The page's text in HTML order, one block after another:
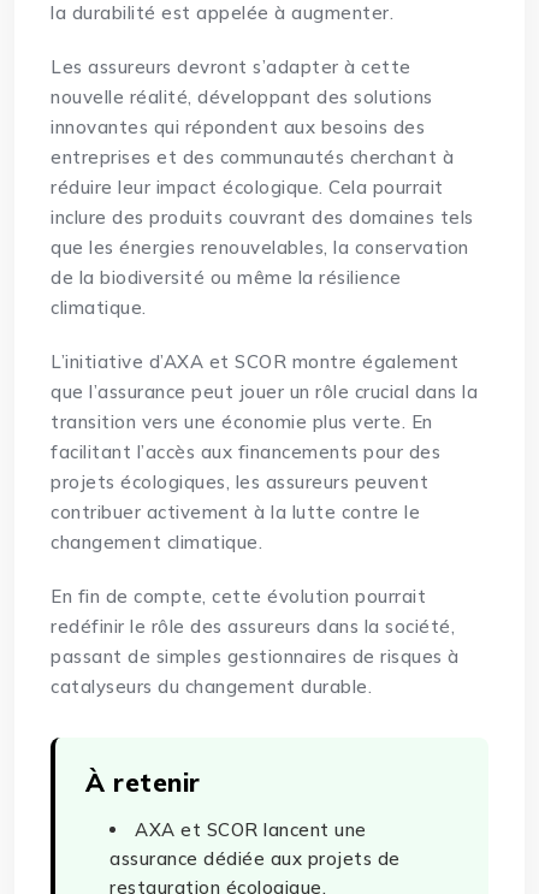
la durabilité est appelée à augmenter.
Les assureurs devront s’adapter à cette
nouvelle réalité, développant des solutions
innovantes qui répondent aux besoins des
entreprises et des communautés cherchant à
réduire leur impact écologique. Cela pourrait
inclure des produits couvrant des domaines tels
que les énergies renouvelables, la conservation
de la biodiversité ou même la résilience
climatique.
L’initiative d’AXA et SCOR montre également
que l’assurance peut jouer un rôle crucial dans la
transition vers une économie plus verte. En
facilitant l’accès aux financements pour des
projets écologiques, les assureurs peuvent
contribuer activement à la lutte contre le
changement climatique.
En fin de compte, cette évolution pourrait
redéfinir le rôle des assureurs dans la société,
passant de simples gestionnaires de risques à
catalyseurs du changement durable.
À retenir
AXA et SCOR lancent une
assurance dédiée aux projets de
restauration écologique.